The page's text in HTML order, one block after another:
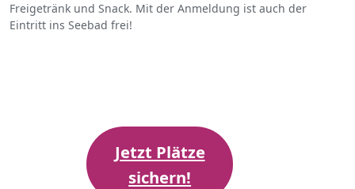
Freigetränk und Snack. Mit der Anmeldung ist auch der
Eintritt ins Seebad frei!
Jetzt Plätze
sichern!